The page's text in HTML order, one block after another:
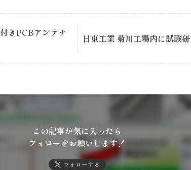
きPCBアンテナ
日東工業 菊川工場内に試験
この記事が気に入ったら
フォローをお願いします！
フォローする